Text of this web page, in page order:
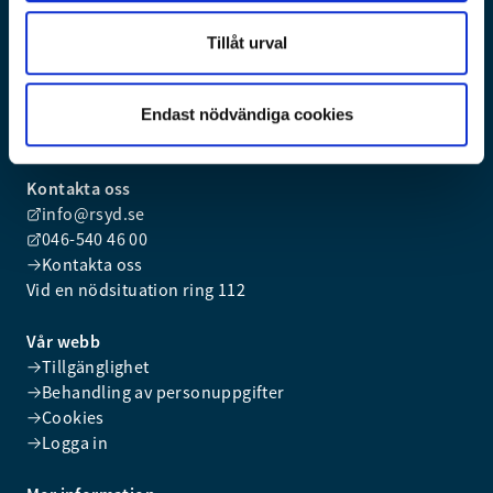
Tillåt urval
Endast nödvändiga cookies
Kävlinge, Lund, Malmö och Svedala.
Vi arbetar för ett tryggt och säkert samhälle och finns till
Kontakta oss
info@rsyd.se
046-540 46 00
Kontakta oss
Vid en nödsituation ring 112
Vår webb
Tillgänglighet
Behandling av personuppgifter
Cookies
Logga in